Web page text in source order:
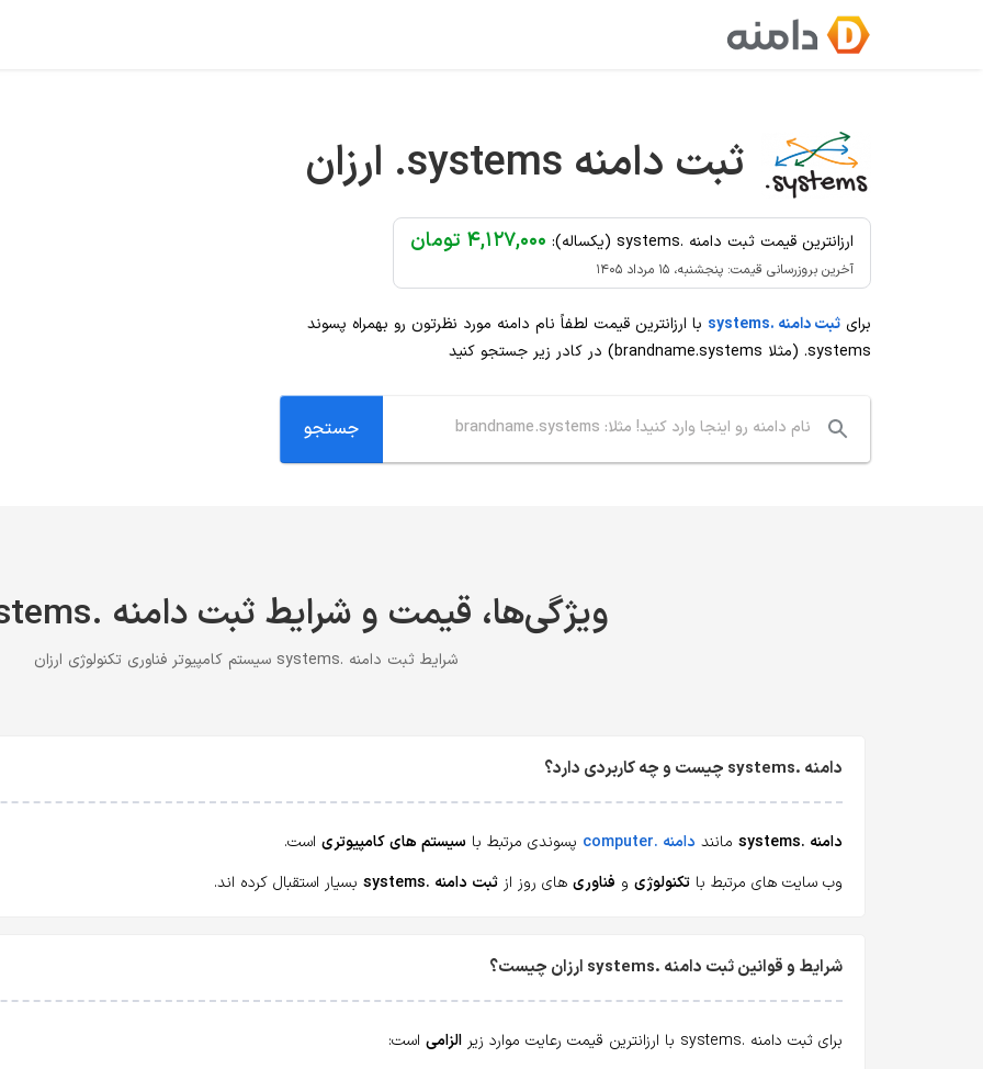
ثبت دامنه .systems ارزان
ارزانترین قیمت ثبت دامنه .systems (یکساله): ۴,۱۲۷,۰۰۰ تومان
آخرین بروزرسانی قیمت: پنجشنبه، ۱۵ مرداد ۱۴۰۵
برای ثبت دامنه .systems
با ارزانترین قیمت لطفاً نام دامنه مورد نظرتون رو بهمراه پسوند
.systems (مثلا brandname.systems) در کادر زیر جستجو کنید
ویژگی‌ها، قیمت و شرایط ثبت دامنه .systems ارزان
شرایط ثبت دامنه .systems سیستم کامپیوتر فناوری تکنولوژی ارزان
دامنه .systems چیست و چه کاربردی دارد؟
دامنه .systems مانند دامنه .computer پسوندی مرتبط با سیستم های کامپیوتری است.
وب سایت های مرتبط با تکنولوژی و فناوری های روز از ثبت دامنه .systems بسیار استقبال کرده اند.
شرایط و قوانین ثبت دامنه .systems ارزان چیست؟
برای ثبت دامنه .systems با ارزانترین قیمت رعایت موارد زیر الزامی است: